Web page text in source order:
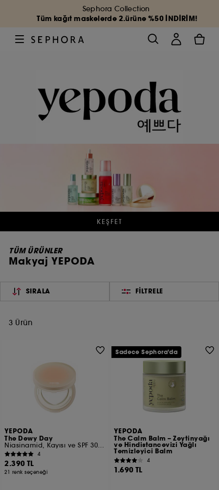
Sephora Collection
Tüm kağıt maskelerde 2.ürüne %50 İNDİRİM!
KEŞFET
TÜM ÜRÜNLER
Makyaj YEPODA
SIRALA FILTRELE
3 Ürün
YEPODA
The Dewy Day
Niasinamid, Kayısı ve SPF 30 İçeren Cushion Fondöten
4
2.390 TL
21 renk seçeneği​
YEPODA
The Calm Balm – Zeytinyağı
ve Hindistancevizi Yağlı
Temizleyici Balm
4
1.690 TL
Sadece Sephora'da